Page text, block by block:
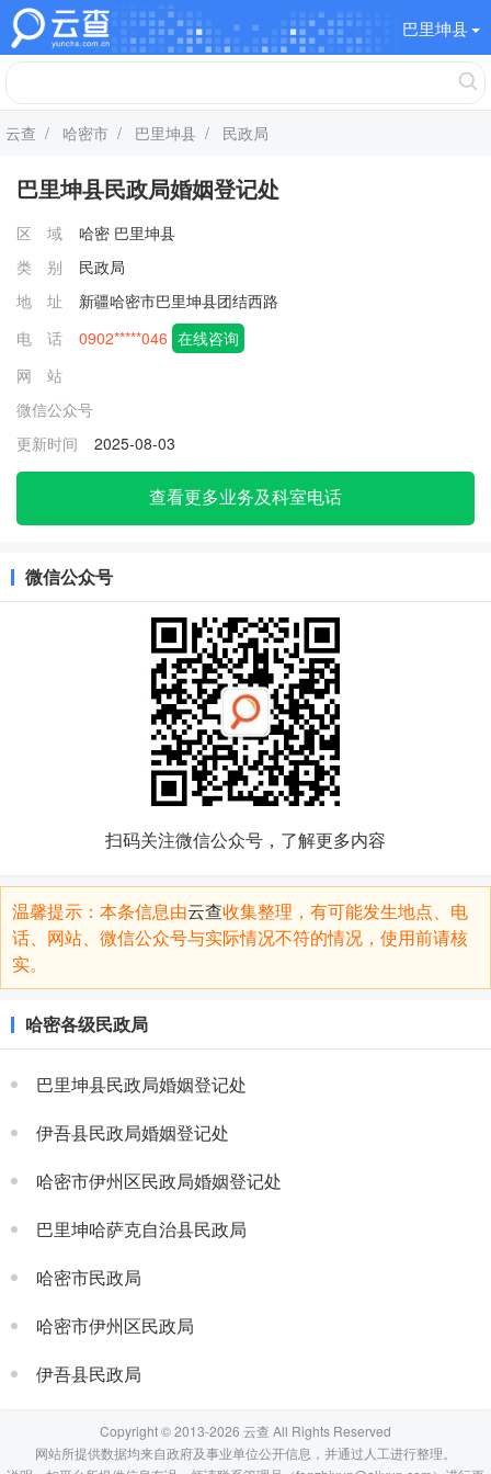
巴里坤县
云查 / 哈密市 / 巴里坤县 / 民政局
巴里坤县民政局婚姻登记处
区 域 哈密 巴里坤县
类 别
民政局
地 址
新疆哈密市巴里坤县团结西路
电 话
0902*****046 在线咨询
网 站
微信公众号
更新时间
2025-08-03
查看更多业务及科室电话
微信公众号
扫码关注微信公众号，了解更多内容
温馨提示：本条信息由云查收集整理，有可能发生地点、电
话、网站、微信公众号与实际情况不符的情况，使用前请核
实。
哈密各级民政局
巴里坤县民政局婚姻登记处
伊吾县民政局婚姻登记处
哈密市伊州区民政局婚姻登记处
巴里坤哈萨克自治县民政局
哈密市民政局
哈密市伊州区民政局
伊吾县民政局
Copyright © 2013-2026 云查 All Rights Reserved
网站所提供数据均来自政府及事业单位公开信息，并通过人工进行整理。